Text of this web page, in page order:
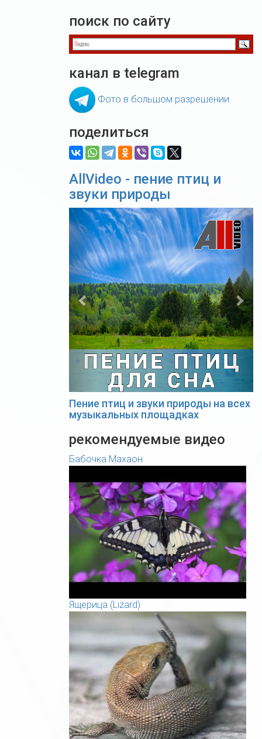
поиск по сайту
канал в telegram
Фото в большом разрешении
поделиться
AllVideo - пение птиц и
звуки природы
Previous
Пение птиц и звуки природы на всех
музыкальных площадках
рекомендуемые видео
Бабочка Махаон
Ящерица (Lizard)